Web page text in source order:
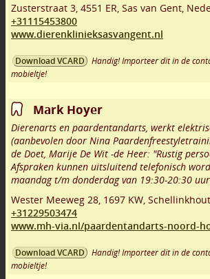
Zusterstraat 3 4551 ER Sas van Gent
+31115453800
www.dierenklinieksasvangent.nl
Download VCARD
Handig! Importeer dit in de
mobieltje!
Mark Hoyer
Dierenarts en paardentandarts, werkt
(aanbevolen door Nina
de Doet, Marije De Wit -de Heer: "Rustig
Afspraken kunnen uitsluitend telefonisch
maandag t/m donderdag van 19:30-20:30 uur.
Wester Meeweg 28 1697 KW Schellinkhout
+31229503474
www.mh-via.nl/paardentandarts-noord-
Download VCARD
Handig! Importeer dit in de
mobieltje!